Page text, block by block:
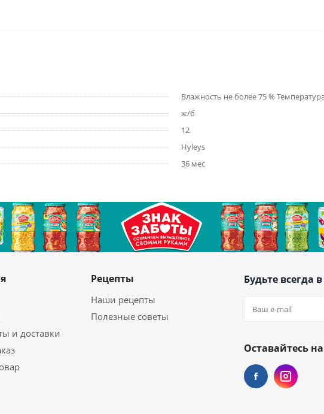
Влажность не более 75 %
ж/б
12
Hyleys
36 мес
и доставки
Рецепты
Наши рецепты
Полезные советы
Будьте всегда
Оставайтесь